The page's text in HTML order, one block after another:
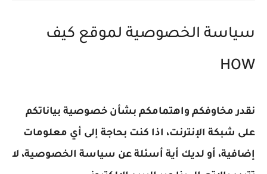
الخصوصية لموقع كيف
مخاوفكم واهتمامكم بشأن خصوصية بياناتكم
شبكة الإنترنت،اذا كنت بحاجة إلى أي معلومات
أو لديك أية أسئلة عن سياسة الخصوصية، لا